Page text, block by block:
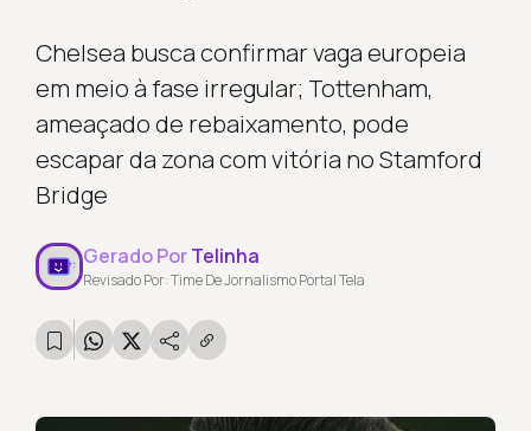
Chelsea busca confirmar vaga europeia
em meio à fase irregular; Tottenham,
ameaçado de rebaixamento, pode
escapar da zona com vitória no Stamford
Bridge
Gerado PorTelinha
Revisado Por: Time De Jornalismo Portal Tela